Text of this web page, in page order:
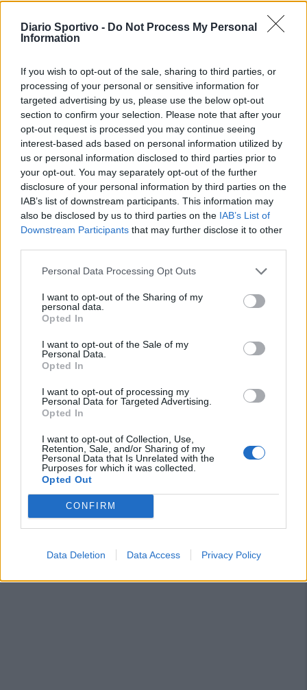
Diario Sportivo - Do Not Process My Personal
Information
If you wish to opt-out of the sale, sharing to third parties, or
processing of your personal or sensitive information for
targeted advertising by us, please use the below opt-out
section to confirm your selection. Please note that after your
opt-out request is processed you may continue seeing
interest-based ads based on personal information utilized by
us or personal information disclosed to third parties prior to
your opt-out. You may separately opt-out of the further
disclosure of your personal information by third parties on the
IAB’s list of downstream participants. This information may
also be disclosed by us to third parties on the IAB’s List of
Downstream Participants that may further disclose it to other
Personal Data Processing Opt Outs
I want to opt-out of the Sharing of my
personal data.
Opted In
I want to opt-out of the Sale of my
Personal Data.
Opted In
I want to opt-out of processing my
Personal Data for Targeted Advertising.
Opted In
I want to opt-out of Collection, Use,
Retention, Sale, and/or Sharing of my
Personal Data that Is Unrelated with the
Purposes for which it was collected.
Opted Out
CONFIRM
Data Deletion Data Access Privacy Policy
Sylla (Castiadas), 2 turni al tecnico Cotroneo
Montanaro e Moro (Budoni), Manca
(Lanusei), Gianni e Piga (L. Dolce)
26 Feb 2020
Giudice Sportivo: 2 giornate di squalifica a
Cocco e Secchi (Nuorese)
20 Feb 2020
Giudice Sportivo: 1 giornata di squalifica a
Lazazzera, Cadau, Cabeccia, Demartis,
Masala e al tecnico Udassi
19 Feb 2020